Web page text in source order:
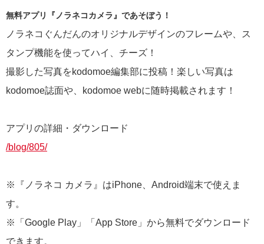
無料アプリ『ノラネコカメラ』であそぼう！
ノラネコぐんだんのオリジナルデザインのフレームや、ス
タンプ機能を使ってハイ、チーズ！
撮影した写真をkodomoe編集部に投稿！楽しい写真は
kodomoe誌面や、kodomoe webに随時掲載されます！
アプリの詳細・ダウンロード
/blog/805/
※『ノラネコ カメラ』はiPhone、Android端末で使えま
す。
※「Google Play」「App Store」から無料でダウンロード
できます。